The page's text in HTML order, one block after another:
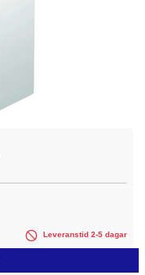
Leveranstid 2-5 dagar